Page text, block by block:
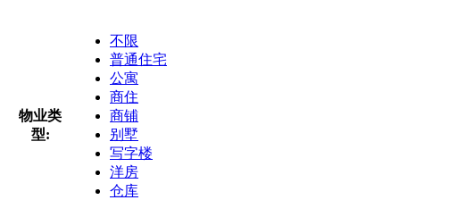
物业类
型:
不限
普通住宅
公寓
商住
商铺
别墅
写字楼
洋房
仓库